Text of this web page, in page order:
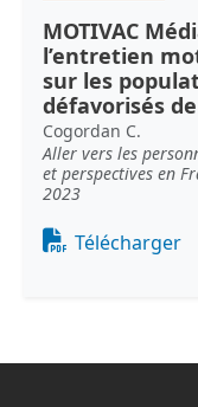
MOTIVAC
l’entretien
sur les
défavorisés
Cogordan C.
Aller vers les
et perspectives en
2023
Document
Télécharger